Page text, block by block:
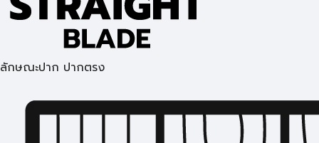
ลักษณะปาก ปากตรง